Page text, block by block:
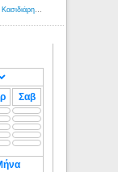
Αμερικανοί ρατσιστές αναρωτιούνται αν ο Ηλίας Κασιδιάρης ανήκει στη λευκή φυλή... - Λόγιος Ερμής
Σαβ